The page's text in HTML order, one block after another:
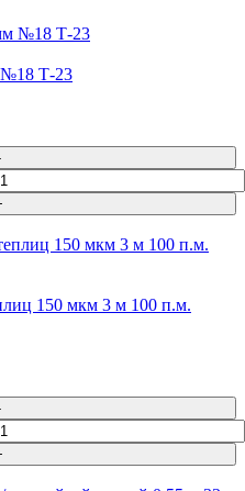
№18 Т-23
150 мкм 3 м 100 п.м.